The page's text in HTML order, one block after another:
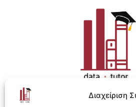
Διαχείριση
Η ολοκληρωμένη